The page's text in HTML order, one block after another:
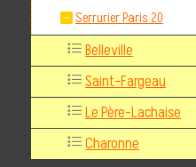
Serrurier Paris 20
Belleville
Saint-Fargeau
Le Père-Lachaise
Charonne